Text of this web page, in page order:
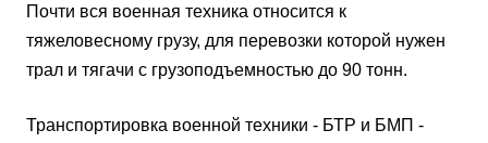
Почти вся военная техника относится к
тяжеловесному грузу, для перевозки которой нужен
трал и тягачи с грузоподъемностью до 90 тонн.
Транспортировка военной техники - БТР и БМП -